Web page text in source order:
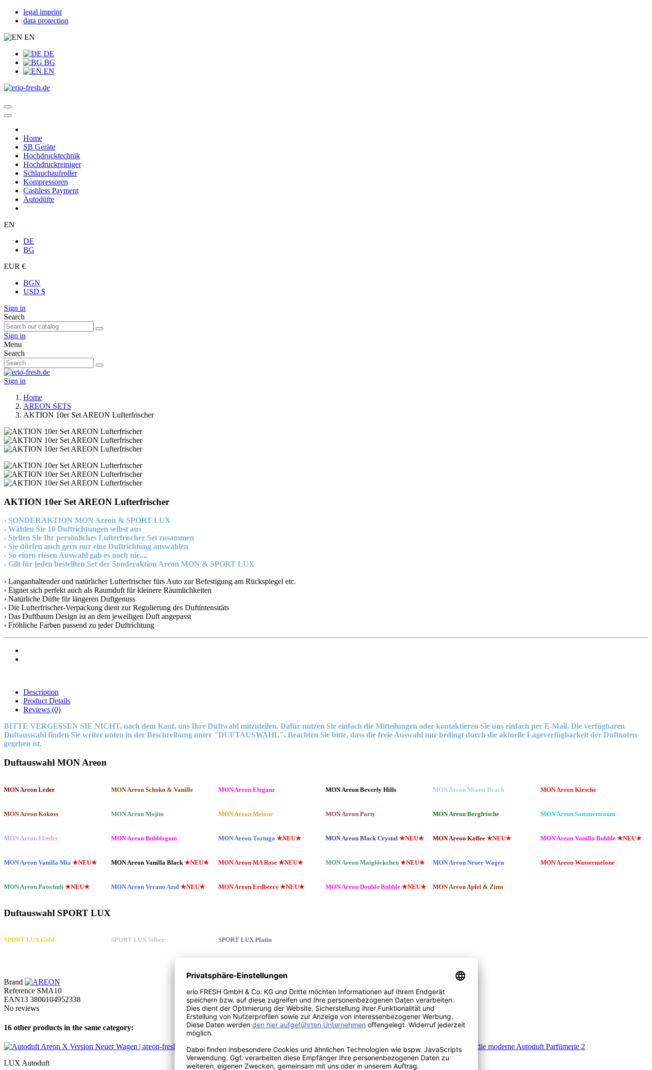
legal imprint
data protection
EN
DE
BG
EN
Home
SB Geräte
Hochdrucktechnik
Hochdruckreiniger
Schlauchaufroller
Kompressoren
Cashless Payment
Autodüfte
EN
DE
BG
EUR €
BGN
USD $
Sign in
Search
Sign in
Menu
Search
Sign in
Home
AREON SETS
AKTION 10er Set AREON Lufterfrischer
AKTION 10er Set AREON Lufterfrischer
› SONDERAKTION MON Areon & SPORT LUX
› Wählen Sie 10 Duftrichtungen selbst aus
› Stellen Sie Ihr persönliches Lufterfrischer Set zusammen
› Sie dürfen auch gern nur eine Duftrichtung auswählen
› So einen riesen Auswahl gab es noch nie....
› Gilt für jeden bestellten Set der Sonderaktion Areon MON & SPORT LUX
› Langanhaltender und natürlicher Lufterfrischer fürs Auto zur Befestigung am Rückspiegel etc.
› Eignet sich perfekt auch als Raumduft für kleinere Räumlichkeiten
› Natürliche Düfte für längeren Duftgenuss
› Die Lufterfrischer-Verpackung dient zur Regulierung des Duftintensitäts
› Das Duftbaum Design ist an dem jeweiligen Duft angepasst
› Fröhliche Farben passend zu jeder Duftrichtung
Description
Product Details
Reviews (0)
BITTE VERGESSEN SIE NICHT, nach dem Kauf, uns Ihre Duftwahl mitzuteilen. Dafür nutzen Sie einfach die Mitteilungen oder kontaktieren Sie uns einfach per E-Mail. Die verfügbaren
Duftauswahl finden Sie weiter unten in der Beschreibung unter "DUFTAUSWAHL". Beachten Sie bitte, dass die freie Auswahl nur bedingt durch die aktuelle Lageverfügbarkeit der Duftnoten
gegeben ist.
Duftauswahl MON Areon
MON Areon Leder MON Areon Schoko & Vanille MON Areon Eleganz MON Areon Beverly Hills MON Areon Miami Beach MON Areon Kirsche
MON Areon Kokoss MON Areon Mojito MON Areon Melone MON Areon Party MON Areon Bergfrische MON Areon Sommertraum
MON Areon Flieder MON Areon Bubblegum MON Areon Tortuga ★NEU★ MON Areon Black Crystal ★NEU★ MON Areon Kaffee ★NEU★ MON Areon Vanilla Bubble ★NEU★
MON Areon Vanilla Mia ★NEU★ MON Areon Vanilla Black ★NEU★ MON Areon MA Rose ★NEU★ MON Areon Maiglöckchen ★NEU★ MON Areon Neuer Wagen MON Areon Wassermelone
MON Areon Patschuli ★NEU★ MON Areon Verano Azul ★NEU★ MON Areon Erdbeere ★NEU★ MON Areon Double Bubble ★NEU★ MON Areon Apfel & Zimt
Duftauswahl SPORT LUX
SPORT LUX Gold SPORT LUX Silber SPORT LUX Platin
Brand
Reference SMA10
EAN13 3800104952338
No reviews
16 other products in the same category:
LUX Autoduft